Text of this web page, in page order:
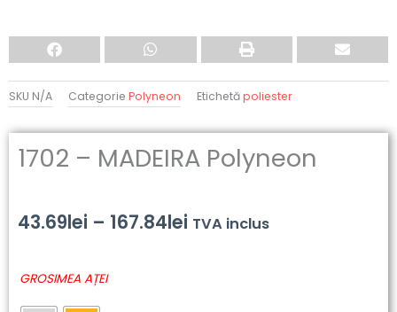
SKU N/A Categorie Polyneon Etichetăpoliester
1702 – MADEIRA Polyneon
43.69lei – 167.84lei Interval
TVA inclus
GROSIMEA AȚEI
Cantitate